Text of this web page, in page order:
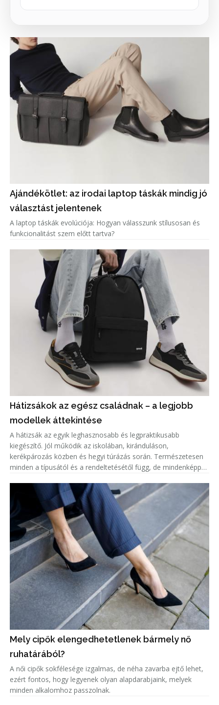
Ajándékötlet: az irodai laptop táskák mindig jó
választást jelentenek
A laptop táskák evolúciója: Hogyan válasszunk stílusosan és
funkcionalitást szem előtt tartva?
Hátizsákok az egész családnak – a legjobb
modellek áttekintése
A hátizsák az egyik leghasznosabb és legpraktikusabb
kiegészítő. Jól működik az iskolában, kiránduláson,
kerékpározás közben és hegyi túrázás során. Természetesen
minden a típusától és a rendeltetésétől függ, de mindenképpen
mi válhat be
Mely cipők elengedhetetlenek bármely nő
ruhatárából?
A női cipők sokfélesége izgalmas, de néha zavarba ejtő lehet,
ezért fontos, hogy legyenek olyan alapdarabjaink, melyek
minden alkalomhoz passzolnak.